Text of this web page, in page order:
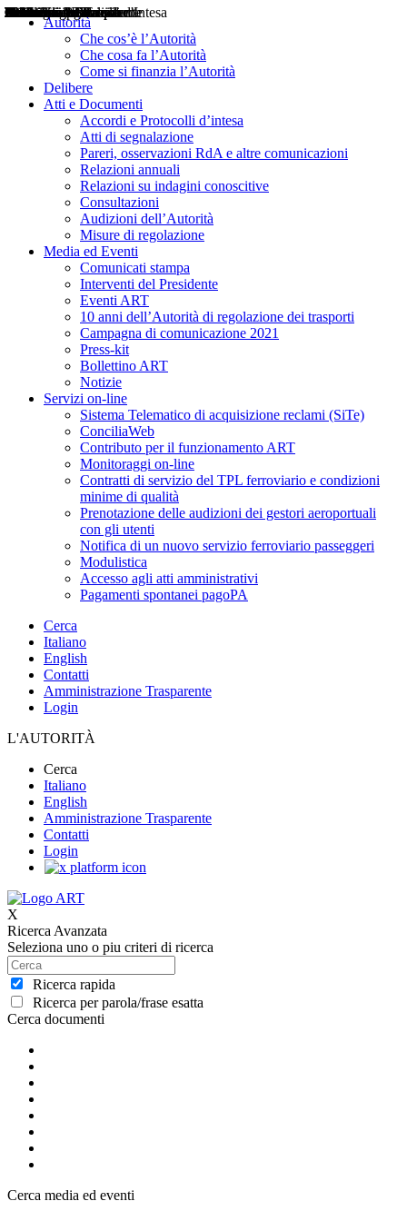
Autorità
Che cos’è l’Autorità
Che cosa fa l’Autorità
Come si finanzia l’Autorità
Delibere
Atti e Documenti
Accordi e Protocolli d’intesa
Atti di segnalazione
Pareri, osservazioni RdA e altre comunicazioni
Relazioni annuali
Relazioni su indagini conoscitive
Consultazioni
Audizioni dell’Autorità
Misure di regolazione
Media ed Eventi
Comunicati stampa
Interventi del Presidente
Eventi ART
10 anni dell’Autorità di regolazione dei trasporti
Campagna di comunicazione 2021
Press-kit
Bollettino ART
Notizie
Servizi on-line
Sistema Telematico di acquisizione reclami (SiTe)
ConciliaWeb
Contributo per il funzionamento ART
Monitoraggi on-line
Contratti di servizio del TPL ferroviario e condizioni
minime di qualità
Prenotazione delle audizioni dei gestori aeroportuali
con gli utenti
Notifica di un nuovo servizio ferroviario passeggeri
Modulistica
Accesso agli atti amministrativi
Pagamenti spontanei pagoPA
Cerca
Italiano
English
Contatti
Amministrazione Trasparente
Login
L'AUTORITÀ
Cerca
Italiano
English
Amministrazione Trasparente
Contatti
Login
X
Ricerca Avanzata
Seleziona uno o piu criteri di ricerca
Ricerca rapida
Ricerca per parola/frase esatta
Cerca documenti
Delibere
Pareri
Consultazioni
Audizioni
Atti di Segnalazione
Accordi e Protocolli d'Intesa
Relazioni annuali
Misure di regolazione
Cerca media ed eventi
Notizie
Comunicati Stampa
Bollettini ART
Convegni ART
Interviste del Presidente
Articoli in primo piano
Interventi del Presidente
2004
2005
2010
2013
2014
2015
2016
2017
2018
2019
202
2020
2021
2022
2023
2024
2025
2026
Aereo
Marittimo
Terrestre